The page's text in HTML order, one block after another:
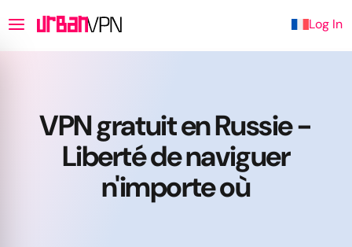
Log In
VPN gratuit en Russie -
Liberté de naviguer
n'importe où